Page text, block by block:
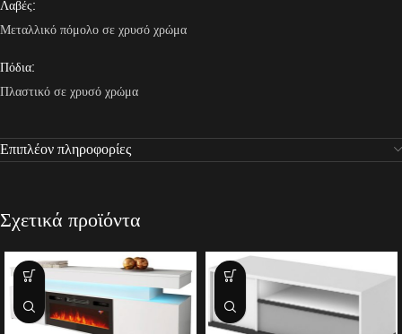
Λαβές:
Μεταλλικό πόμολο σε χρυσό χρώμα
Πόδια:
Πλαστικό σε χρυσό χρώμα
Επιπλέον πληροφορίες
Σχετικά προϊόντα